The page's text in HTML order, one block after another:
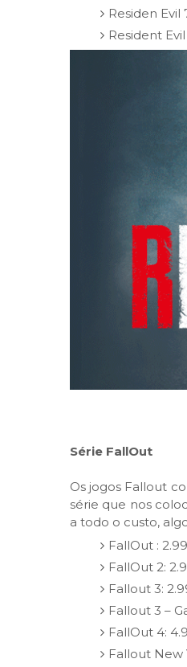
Residen Evil
Resident
Série FallOut
Os jogos Fallout
série que nos
a todo o custo,
FallOut :
FallOut 2:
Fallout 3:
Fallout 3 –
FallOut 4:
Fallout New